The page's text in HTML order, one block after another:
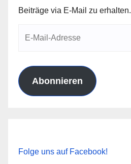
Beiträge via E-Mail zu erhalten.
Abonnieren
Folge uns auf Facebook!